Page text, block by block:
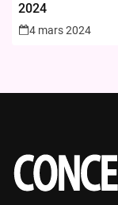
2024
4 mars 2024